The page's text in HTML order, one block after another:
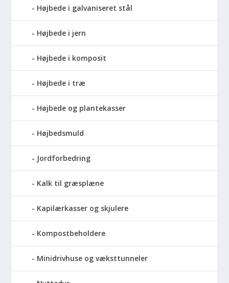
Højbede i galvaniseret stål
Højbede i jern
Højbede i komposit
Højbede i træ
Højbede og plantekasser
Højbedsmuld
Jordforbedring
Kalk til græsplæne
Kapilærkasser og skjulere
Kompostbeholdere
Minidrivhuse og væksttunneler